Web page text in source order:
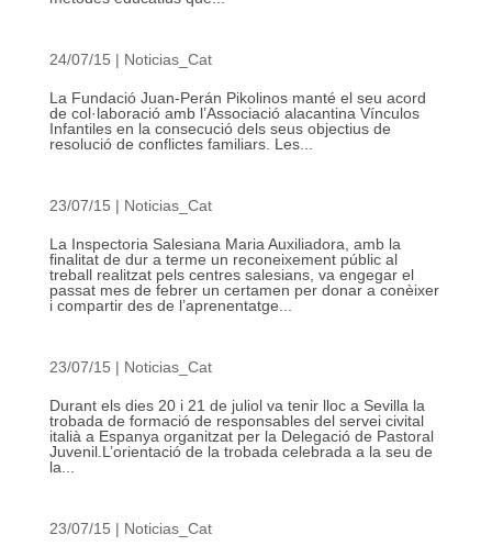
24/07/15 | Noticias_Cat
La Fundació Juan-Perán Pikolinos manté el seu acord
de col·laboració amb l’Associació alacantina Vínculos
Infantiles en la consecució dels seus objectius de
resolució de conflictes familiars. Les...
23/07/15 | Noticias_Cat
La Inspectoria Salesiana Maria Auxiliadora, amb la
finalitat de dur a terme un reconeixement públic al
treball realitzat pels centres salesians, va engegar el
passat mes de febrer un certamen per donar a conèixer
i compartir des de l’aprenentatge...
23/07/15 | Noticias_Cat
Durant els dies 20 i 21 de juliol va tenir lloc a Sevilla la
trobada de formació de responsables del servei civital
italià a Espanya organitzat per la Delegació de Pastoral
Juvenil.L’orientació de la trobada celebrada a la seu de
la...
23/07/15 | Noticias_Cat